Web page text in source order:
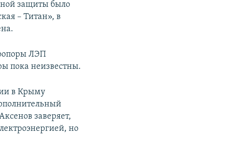
защиты было
– Титан», в
ЛЭП
пока неизвестны.
в Крыму
заверяет,
но